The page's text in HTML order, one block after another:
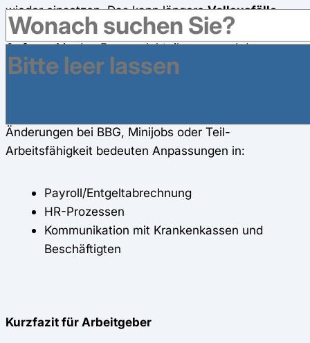
wieder einsetzen. Das kann längereVollausfälle
reduzieren, erhöht aber organisatorischen
Aufwandin den Personalabteilungen und der
Lohnbuchhaltung.
Änderungen bei BBG, Minijobs oder Teil-
Arbeitsfähigkeit bedeuten Anpassungen in:
Payroll/Entgeltabrechnung
HR-Prozessen
Kommunikation mit Krankenkassen und
Beschäftigten
Kurzfazit für Arbeitgeber